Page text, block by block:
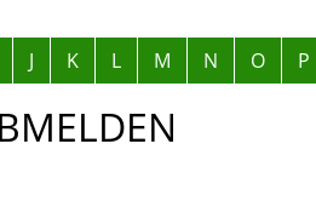
J K L M N O P